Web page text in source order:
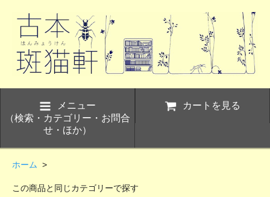
メニュー
（検索・カテゴリー・お問合
せ・ほか）
カートを見る
ホーム >
この商品と同じカテゴリーで探す